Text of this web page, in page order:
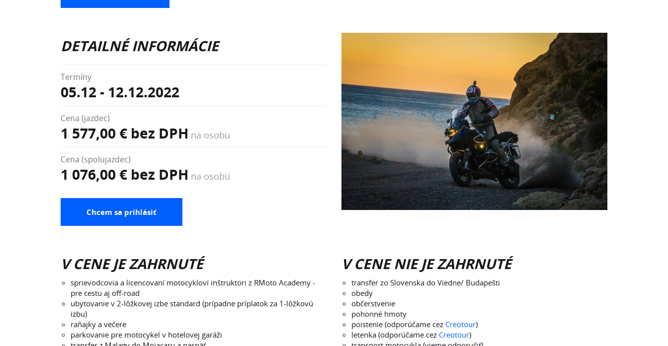
DETAILNÉ INFORMÁCIE
Termíny
05.12 - 12.12.2022
Cena (jazdec)
1 577,00 € bez DPH na osobu
Cena (spolujazdec)
1 076,00 € bez DPH na osobu
Chcem sa prihlásiť
V CENE JE ZAHRNUTÉ
sprievodcovia a licencovaní motocykloví inštruktori z RMoto Academy -
pre cestu aj off-road
ubytovanie v 2-lôžkovej izbe standard (prípadne príplatok za 1-lôžkovú
izbu)
raňajky a večere
parkovanie pre motocykel v hotelovej garáži
V CENE NIE JE ZAHRNUTÉ
transfer zo Slovenska do Viedne/ Budapešti
obedy
občerstvenie
pohonné hmoty
poistenie (odporúčame cez Creotour)
letenka (odporúčame cez Creotour)